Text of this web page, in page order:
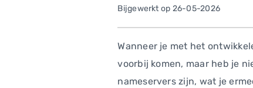
Bijgewerkt op 26-05-2026
Wanneer je met het
voorbij komen, maar heb je
nameservers zijn, wat je